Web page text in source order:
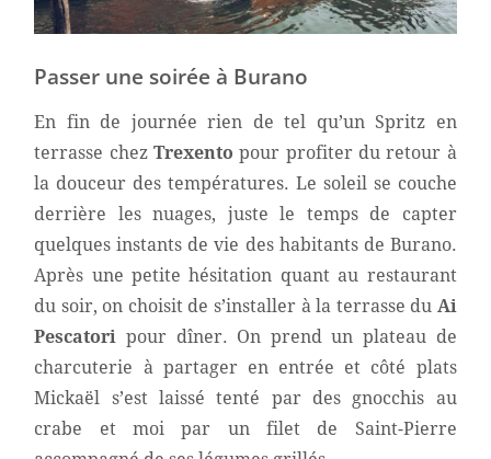
Passer une soirée à Burano
En fin de journée rien de tel qu’un Spritz en
terrasse chezTrexento pour profiter du retour à
la douceur des températures. Le soleil se couche
derrière les nuages, juste le temps de capter
quelques instants de vie des habitants de Burano.
Après une petite hésitation quant au restaurant
du soir, on choisit de s’installer à la terrasse du Ai
Pescatori pour dîner. On prend un plateau de
charcuterie à partager en entrée et côté plats
Mickaël s’est laissé tenté par des gnocchis au
crabe et moi par un filet de Saint-Pierre